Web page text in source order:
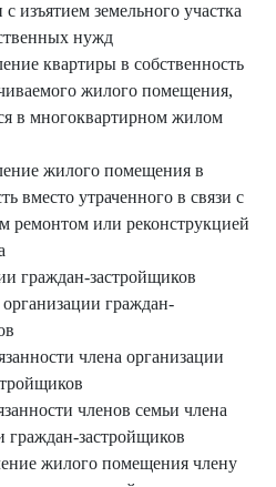
с изъятием земельного участка
нужд
квартиры в собственность
жилого помещения,
в многоквартирном жилом
жилого помещения в
вместо утраченного в связи с
ремонтом или реконструкцией
граждан-застройщиков
граждан-
члена организации
членов семьи члена
граждан-застройщиков
жилого помещения члену